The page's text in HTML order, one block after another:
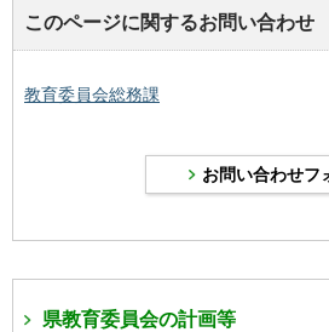
このページに関するお問い合わせ
教育委員会総務課
県教育委員会の計画等